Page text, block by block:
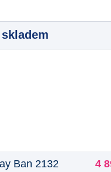
Ban 2132
4